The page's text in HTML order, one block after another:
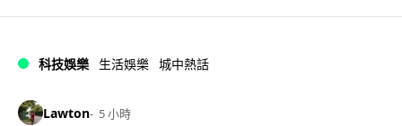
科技娛樂 生活娛樂 城中熱話
Lawton 5 小時